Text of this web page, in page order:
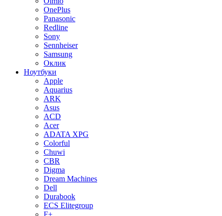
OnePlus
Panasonic
Redline
Sony
Sennheiser
Samsung
Оклик
Ноутбуки
Apple
Aquarius
ARK
Asus
ACD
Acer
ADATA XPG
Colorful
Chuwi
CBR
Digma
Dream Machines
Dell
Durabook
ECS Elitegroup